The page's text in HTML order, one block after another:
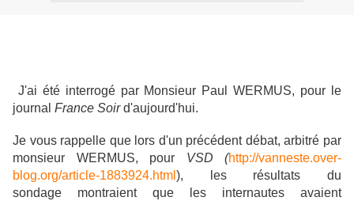
J'ai été interrogé par Monsieur Paul WERMUS, pour le
journal France Soird'aujourd'hui.
Je vous rappelle que lors d'un précédent débat, arbitré par
monsieur WERMUS, pour VSD (http://vanneste.over-
blog.org/article-1883924.html ), les résultats du
sondage montraient que les internautes avaient